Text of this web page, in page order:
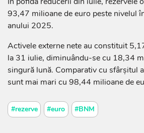
93,47 milioane de euro peste nivelul
anului 2025.
Activele externe nete au constituit
la 31 iulie, diminuându-se cu 18,34
singură lună. Comparativ cu sfârșitul
sunt mai mari cu 98,44 milioane de
#rezerve #euro #BNM